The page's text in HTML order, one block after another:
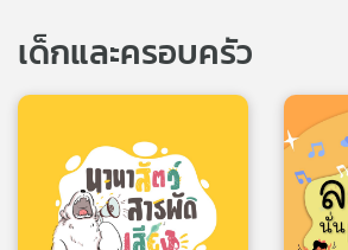
เด็กและครอบครัว